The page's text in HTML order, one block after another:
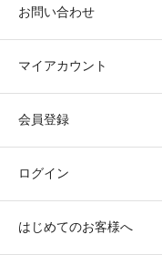
お問い合わせ
マイアカウント
会員登録
ログイン
はじめてのお客様へ